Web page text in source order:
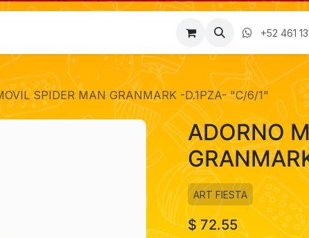
Contáctenos Nosotros
+52 461
SPIDER MAN GRANMARK -D.1PZA- "C/6/1"
ADORNO
ART FIESTA
$72.55